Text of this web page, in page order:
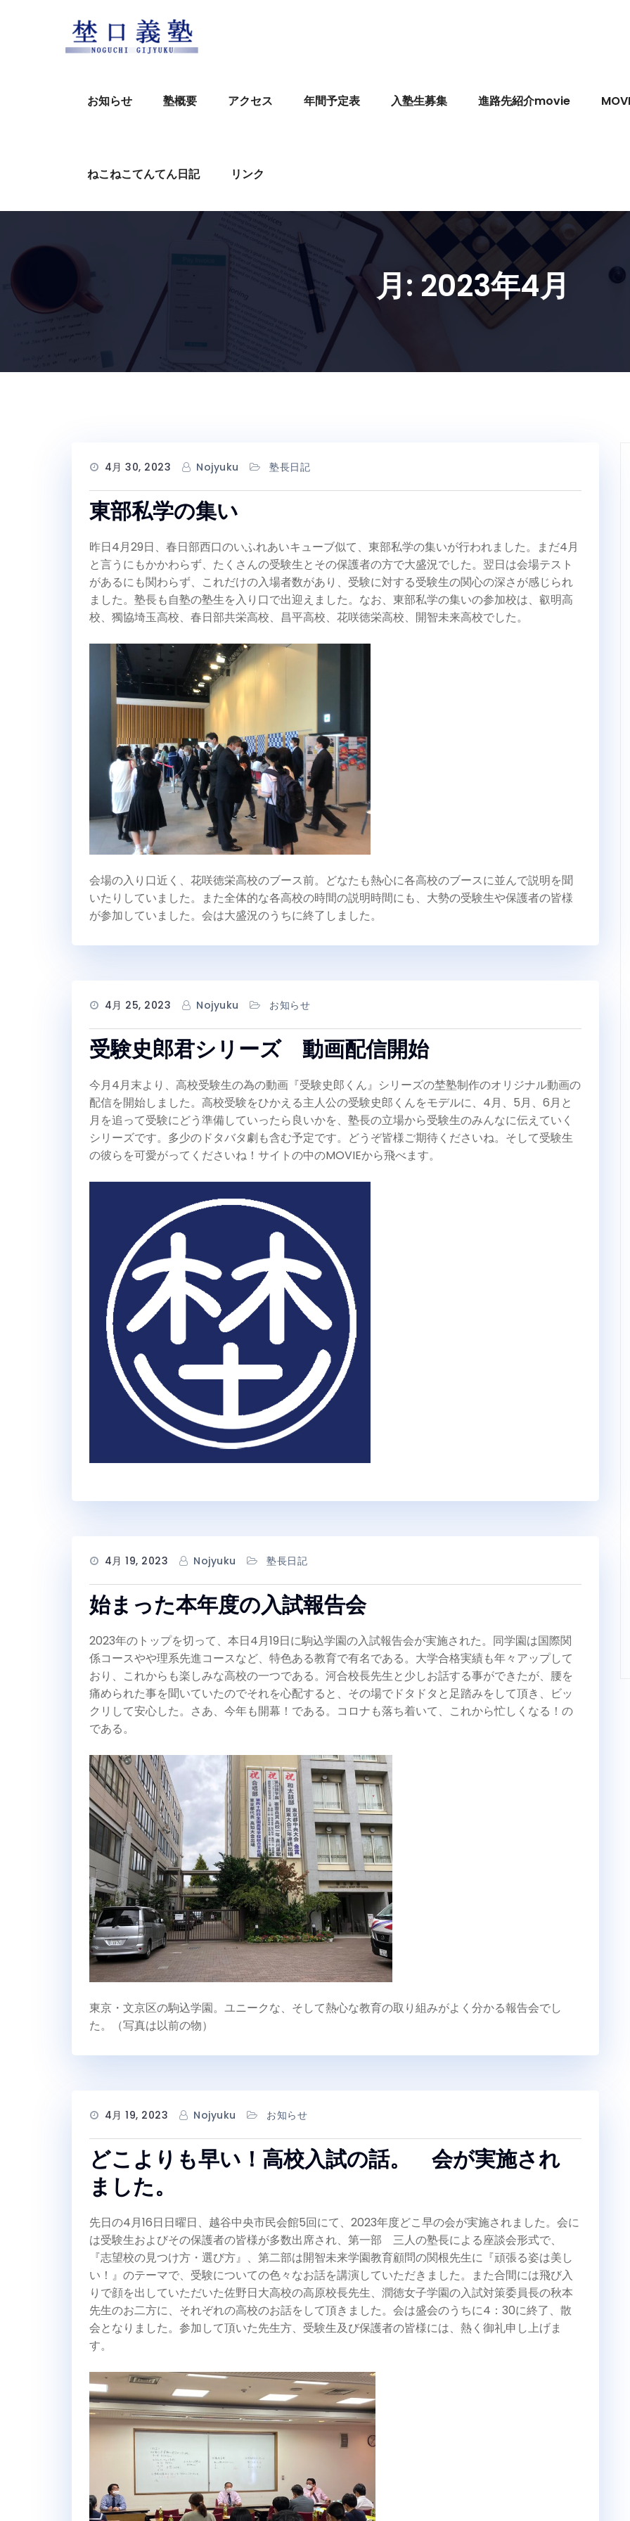
お知らせ 塾概要 アクセス 年間予定表 入塾生募集 進路先紹介movie
ねこねこてんてん日記 リンク
月: 2023年4月
4月 30, 2023 Nojyuku 塾長日記
東部私学の集い
昨日4月29日、春日部西口のいふれあいキューブ似て、東部私学の集いが行われました。まだ4月
と言うにもかかわらず、たくさんの受験生とその保護者の方で大盛況でした。翌日は会場テスト
があるにも関わらず、これだけの入場者数があり、受験に対する受験生の関心の深さが感じられ
ました。塾長も自塾の塾生を入り口で出迎えました。なお、東部私学の集いの参加校は、叡明高
校、獨協埼玉高校、春日部共栄高校、昌平高校、花咲徳栄高校、開智未来高校でした。
会場の入り口近く、花咲徳栄高校のブース前。どなたも熱心に各高校のブースに並んで説明を聞
いたりしていました。また全体的な各高校の時間の説明時間にも、大勢の受験生や保護者の皆様
が参加していました。会は大盛況のうちに終了しました。
4月 25, 2023 Nojyuku お知らせ
受験史郎君シリーズ 動画配信開始
今月4月末より、高校受験生の為の動画『受験史郎くん』シリーズの埜塾制作のオリジナル動画の
配信を開始しました。高校受験をひかえる主人公の受験史郎くんをモデルに、4月、5月、6月と
月を追って受験にどう準備していったら良いかを、塾長の立場から受験生のみんなに伝えていく
シリーズです。多少のドタバタ劇も含む予定です。どうぞ皆様ご期待くださいね。そして受験生
の彼らを可愛がってくださいね！サイトの中のMOVIEから飛べます。
4月 19, 2023 Nojyuku 塾長日記
始まった本年度の入試報告会
2023年のトップを切って、本日4月19日に駒込学園の入試報告会が実施された。同学園は国際関
係コースやや理系先進コースなど、特色ある教育で有名である。大学合格実績も年々アップして
おり、これからも楽しみな高校の一つである。河合校長先生と少しお話する事ができたが、腰を
痛められた事を聞いていたのでそれを心配すると、その場でドタドタと足踏みをして頂き、ビッ
クリして安心した。さあ、今年も開幕！である。コロナも落ち着いて、これから忙しくなる！の
である。
東京・文京区の駒込学園。ユニークな、そして熱心な教育の取り組みがよく分かる報告会でし
た。（写真は以前の物）
4月 19, 2023 Nojyuku お知らせ
どこよりも早い！高校入試の話。 会が実施され
ました。
先日の4月16日日曜日、越谷中央市民会館5回にて、2023年度どこ早の会が実施されました。会に
は受験生およびその保護者の皆様が多数出席され、第一部 三人の塾長による座談会形式で、
『志望校の見つけ方・選び方』、第二部は開智未来学園教育顧問の関根先生に『頑張る姿は美し
い！』のテーマで、受験についての色々なお話を講演していただきました。また合間には飛び入
りで顔を出していただいた佐野日大高校の高原校長先生、潤徳女子学園の入試対策委員長の秋本
先生のお二方に、それぞれの高校のお話をして頂きました。会は盛会のうちに4：30に終了、散
会となりました。参加して頂いた先生方、受験生及び保護者の皆様には、熱く御礼申し上げま
す。